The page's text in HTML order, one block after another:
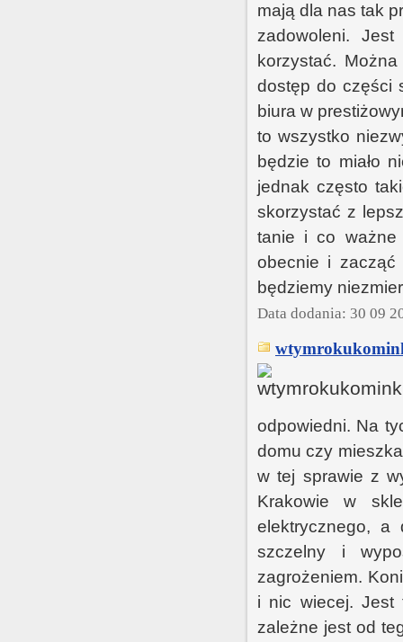
mają dla nas tak
zadowoleni.
korzystać.
dostęp do części
biura w
to wszystko
będzie to miało
jednak często
skorzystać z
tanie i co ważne
obecnie i zacząć
będziemy
Data dodania: 30 09
odpowiedni. Na
domu czy
w tej sprawie z
Krakowie w
elektrycznego, a
szczelny i
zagrożeniem.
i nic wiecej. Jest
zależne jest od